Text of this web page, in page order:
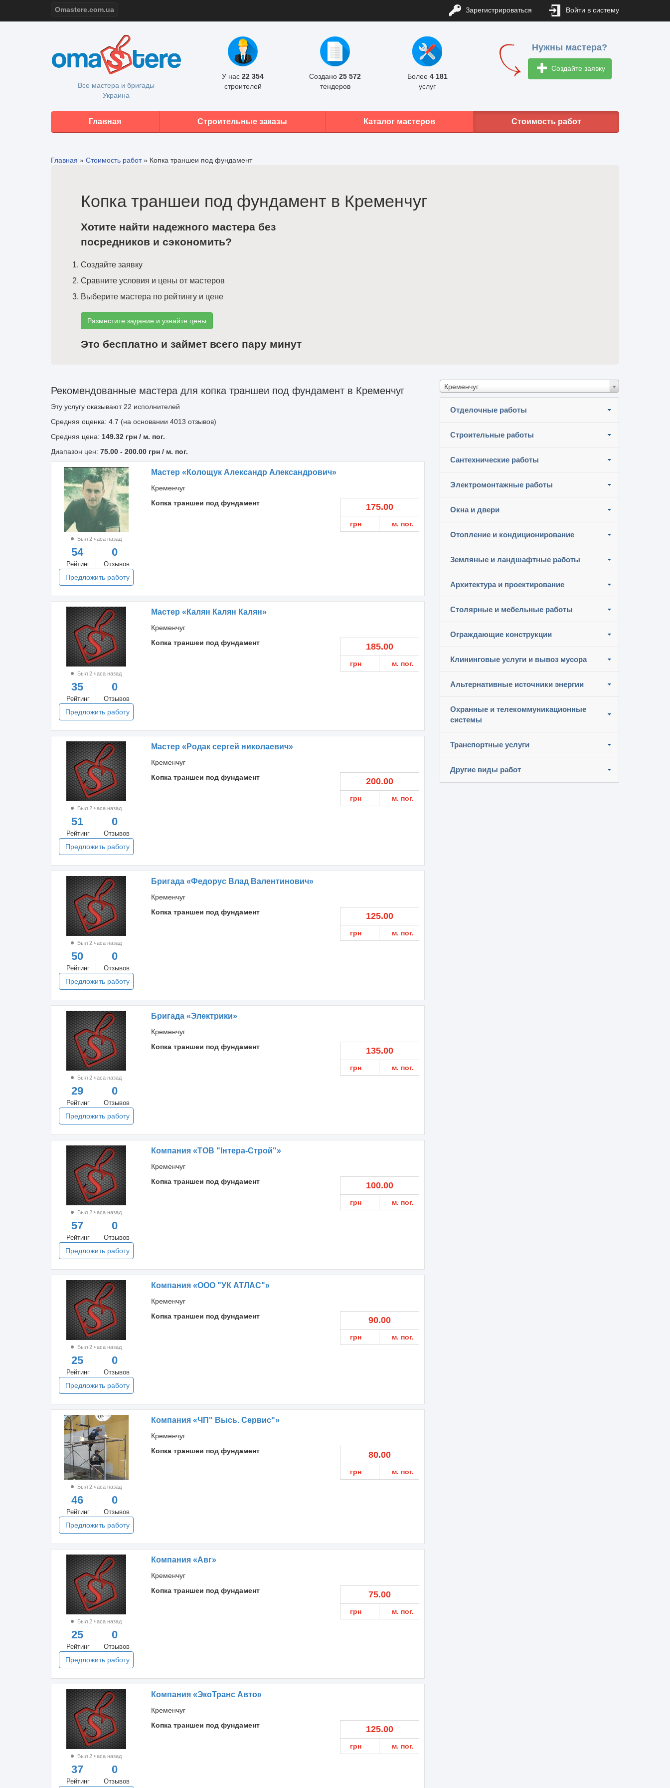
Omastere.com.ua Зарегистрироваться Войти в систему
Все мастера и бригады
Украина
У нас 22 354
строителей
Создано 25 572
тендеров
Более 4 181
услуг
Нужны мастера?
Создайте заявку
Главная Строительные заказы Каталог мастеров Стоимость работ
Главная » Стоимость работ» Копка траншеи под фундамент
Копка траншеи под фундамент в Кременчуг
Хотите найти надежного мастера без
посредников и сэкономить?
Создайте заявку
Сравните условия и цены от мастеров
Выберите мастера по рейтингу и цене
Разместите задание и узнайте цены
Это бесплатно и займет всего пару минут
Кременчуг
Отделочные работы
Строительные работы
Сантехнические работы
Электромонтажные работы
Окна и двери
Отопление и кондиционирование
Земляные и ландшафтные работы
Архитектура и проектирование
Столярные и мебельные работы
Ограждающие конструкции
Клининговые услуги и вывоз мусора
Альтернативные источники энергии
Охранные и телекоммуникационные
системы
Транспортные услуги
Другие виды работ
Рекомендованные мастера для копка траншеи под фундамент в Кременчуг
Эту услугу оказывают 22 исполнителей
Средняя оценка: 4.7 (на основании 4013 отзывов)
Средняя цена: 149.32 грн / м. пог.
Диапазон цен: 75.00 - 200.00 грн / м. пог.
Был 2 часа назад
54
Рейтинг
0
Отзывов
Предложить работу
Мастер «Колощук Александр Александрович»
Кременчуг
Копка траншеи под фундамент
175.00
грн м. пог.
Был 2 часа назад
35
Рейтинг
0
Отзывов
Предложить работу
Мастер «Калян Калян Калян»
Кременчуг
Копка траншеи под фундамент
185.00
грн м. пог.
Был 2 часа назад
51
Рейтинг
0
Отзывов
Предложить работу
Мастер «Родак сергей николаевич»
Кременчуг
Копка траншеи под фундамент
200.00
грн м. пог.
Был 2 часа назад
50
Рейтинг
0
Отзывов
Предложить работу
Бригада «Федорус Влад Валентинович»
Кременчуг
Копка траншеи под фундамент
125.00
грн м. пог.
Был 2 часа назад
29
Рейтинг
0
Отзывов
Предложить работу
Бригада «Электрики»
Кременчуг
Копка траншеи под фундамент
135.00
грн м. пог.
Был 2 часа назад
57
Рейтинг
0
Отзывов
Предложить работу
Компания «ТОВ "Інтера-Строй"»
Кременчуг
Копка траншеи под фундамент
100.00
грн м. пог.
Был 2 часа назад
25
Рейтинг
0
Отзывов
Предложить работу
Компания «ООО "УК АТЛАС"»
Кременчуг
Копка траншеи под фундамент
90.00
грн м. пог.
Был 2 часа назад
46
Рейтинг
0
Отзывов
Предложить работу
Компания «ЧП" Высь. Сервис"»
Кременчуг
Копка траншеи под фундамент
80.00
грн м. пог.
Был 2 часа назад
25
Рейтинг
0
Отзывов
Предложить работу
Компания «Авг»
Кременчуг
Копка траншеи под фундамент
75.00
грн м. пог.
Был 2 часа назад
37
Рейтинг
0
Отзывов
Компания «ЭкоТранс Авто»
Кременчуг
Копка траншеи под фундамент
125.00
грн м. пог.